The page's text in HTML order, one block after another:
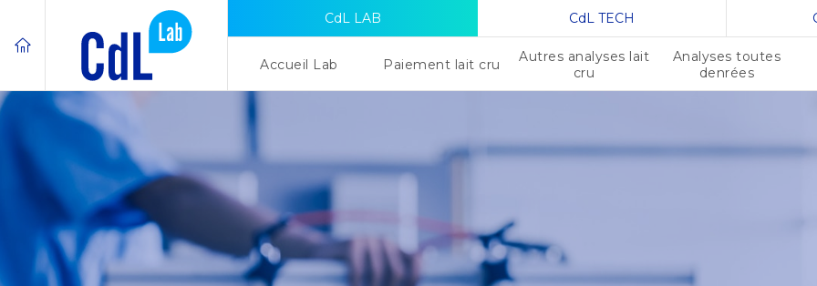
CdL LAB
Accueil Lab Paiement lait cru
Autres analyses lait
cru
Analyses toutes
denrées
CdL TECH